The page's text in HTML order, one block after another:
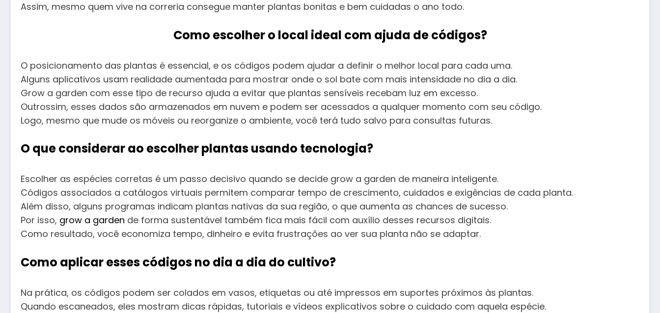
Assim, mesmo quem vive na correria consegue manter plantas bonitas e bem cuidadas o ano todo.
Como escolher o local ideal com ajuda de códigos?
O posicionamento das plantas é essencial, e os códigos podem ajudar a definir o melhor local para cada uma.
Alguns aplicativos usam realidade aumentada para mostrar onde o sol bate com mais intensidade no dia a dia.
Grow a garden com esse tipo de recurso ajuda a evitar que plantas sensíveis recebam luz em excesso.
Outrossim, esses dados são armazenados em nuvem e podem ser acessados a qualquer momento com seu código.
Logo, mesmo que mude os móveis ou reorganize o ambiente, você terá tudo salvo para consultas futuras.
O que considerar ao escolher plantas usando tecnologia?
Escolher as espécies corretas é um passo decisivo quando se decide grow a garden de maneira inteligente.
Códigos associados a catálogos virtuais permitem comparar tempo de crescimento, cuidados e exigências de cada planta.
Além disso, alguns programas indicam plantas nativas da sua região, o que aumenta as chances de sucesso.
Por isso, grow a garden de forma sustentável também fica mais fácil com auxílio desses recursos digitais.
Como resultado, você economiza tempo, dinheiro e evita frustrações ao ver sua planta não se adaptar.
Como aplicar esses códigos no dia a dia do cultivo?
Na prática, os códigos podem ser colados em vasos, etiquetas ou até impressos em suportes próximos às plantas.
Quando escaneados, eles mostram dicas rápidas, tutoriais e vídeos explicativos sobre o cuidado com aquela espécie.